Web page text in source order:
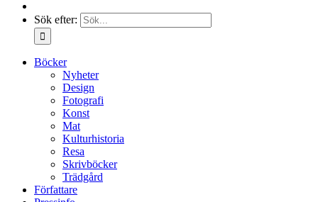
Sök efter:
Böcker
Nyheter
Design
Fotografi
Konst
Mat
Kulturhistoria
Resa
Skrivböcker
Trädgård
Författare